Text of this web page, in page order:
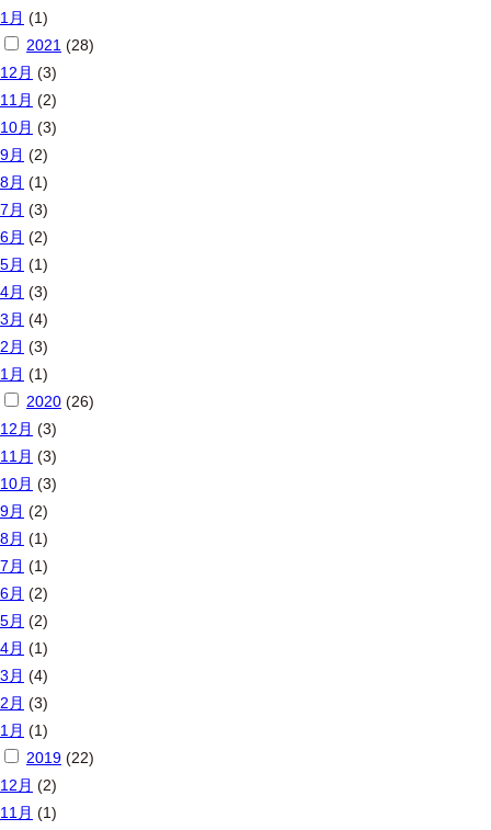
1月 (1)
2021 (28)
12月 (3)
11月 (2)
10月 (3)
9月 (2)
8月 (1)
7月 (3)
6月 (2)
5月 (1)
4月 (3)
3月 (4)
2月 (3)
1月 (1)
2020 (26)
12月 (3)
11月 (3)
10月 (3)
9月 (2)
8月 (1)
7月 (1)
6月 (2)
5月 (2)
4月 (1)
3月 (4)
2月 (3)
1月 (1)
2019 (22)
12月 (2)
11月 (1)